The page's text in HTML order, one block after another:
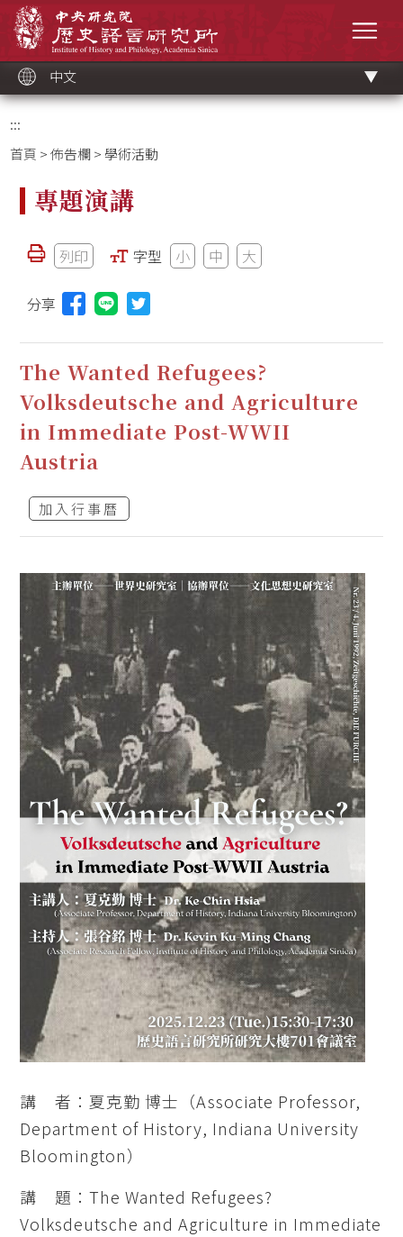
中文
:::
首頁 >佈告欄> 學術活動
專題演講
列印 字型 小 中 大
分享 分享本頁至Line(另開視窗)
The Wanted Refugees?
Volksdeutsche and Agriculture
in Immediate Post-WWII
Austria
加入行事曆
講 者：夏克勤 博士（Associate Professor,
Department of History, Indiana University
Bloomington）
講 題：The Wanted Refugees?
Volksdeutsche and Agriculture in Immediate